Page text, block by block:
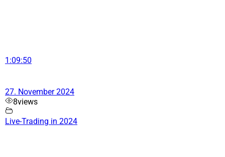
1:09:50
27. November 2024
8views
Live-Trading in 2024